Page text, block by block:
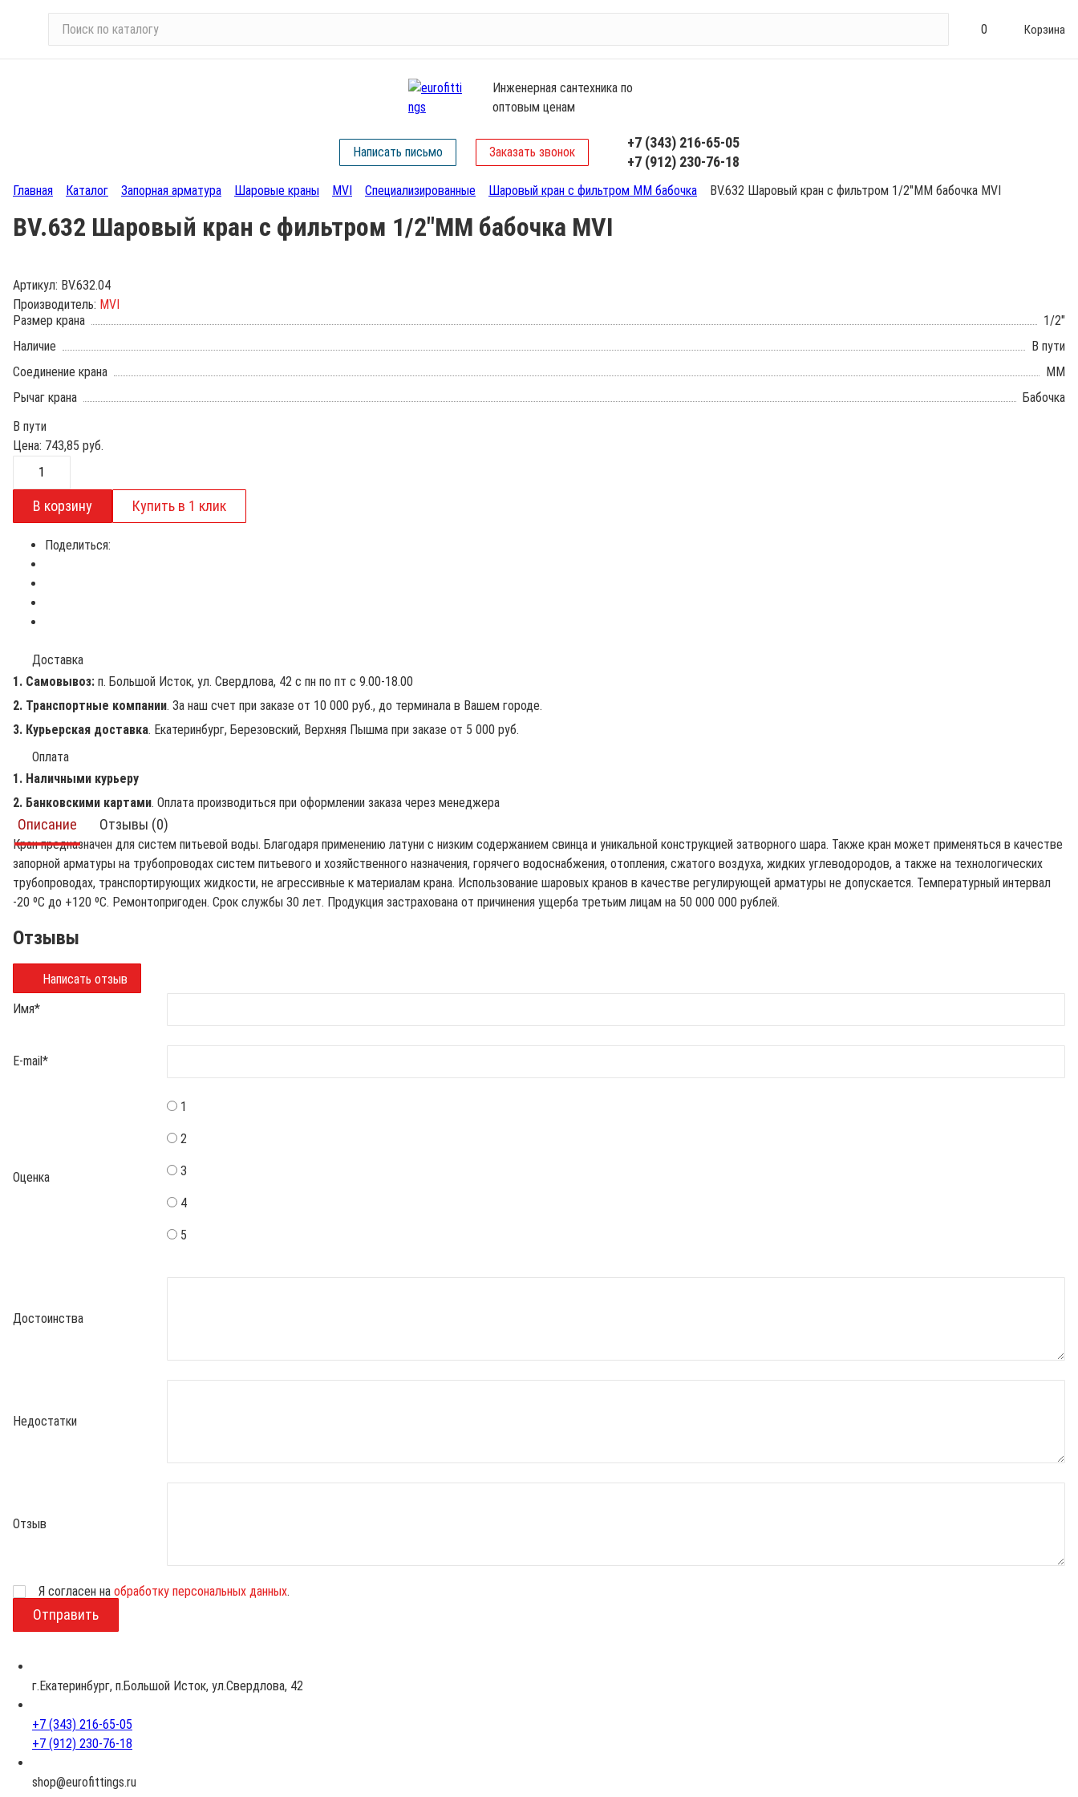
и
т
л
у
0 Корзина
Инженерная сантехника по
оптовым ценам
Написать письмо Заказать звонок
+7 (343) 216-65-05
+7 (912) 230-76-18
Главная Каталог Запорная арматура Шаровые краны MVI Специализированные Шаровый кран с фильтром ММ бабочка BV.632 Шаровый кран с фильтром 1/2"ММ бабочка MVI
BV.632 Шаровый кран с фильтром 1/2"ММ бабочка MVI
Артикул: BV.632.04
Производитель: MVI
Размер крана
1/2"
Наличие
В пути
Соединение крана
ММ
Рычаг крана
Бабочка
В пути
Цена: 743,85 руб.
Поделиться:
Доставка
1. Самовывоз: п. Большой Исток, ул. Свердлова, 42 с пн по пт с 9.00-18.00
2. Транспортные компании. За наш счет при заказе от 10 000 руб., до терминала в Вашем городе.
3. Курьерская доставка. Екатеринбург, Березовский, Верхняя Пышма при заказе от 5 000 руб.
Оплата
1. Наличными курьеру
2. Банковскими картами. Оплата производиться при оформлении заказа через менеджера
Описание Отзывы (0)
Кран предназначен для систем питьевой воды. Благодаря применению латуни с низким содержанием свинца и уникальной конструкцией затворного шара. Также кран может применяться в качестве
запорной арматуры на трубопроводах систем питьевого и хозяйственного назначения, горячего водоснабжения, отопления, сжатого воздуха, жидких углеводородов, а также на технологических
трубопроводах, транспортирующих жидкости, не агрессивные к материалам крана. Использование шаровых кранов в качестве регулирующей арматуры не допускается. Температурный интервал
-20 ºС до +120 ºС. Ремонтопригоден. Срок службы 30 лет. Продукция застрахована от причинения ущерба третьим лицам на 50 000 000 рублей.
Отзывы
Написать отзыв
Имя*
E-mail *
Оценка
1
2
3
4
5
Достоинства
Недостатки
Отзыв
ВозрастЯ согласен на обработку персональных данных.
г.Екатеринбург, п.Большой Исток, ул.Свердлова, 42
+7 (343) 216-65-05
+7 (912) 230-76-18
shop@eurofittings.ru